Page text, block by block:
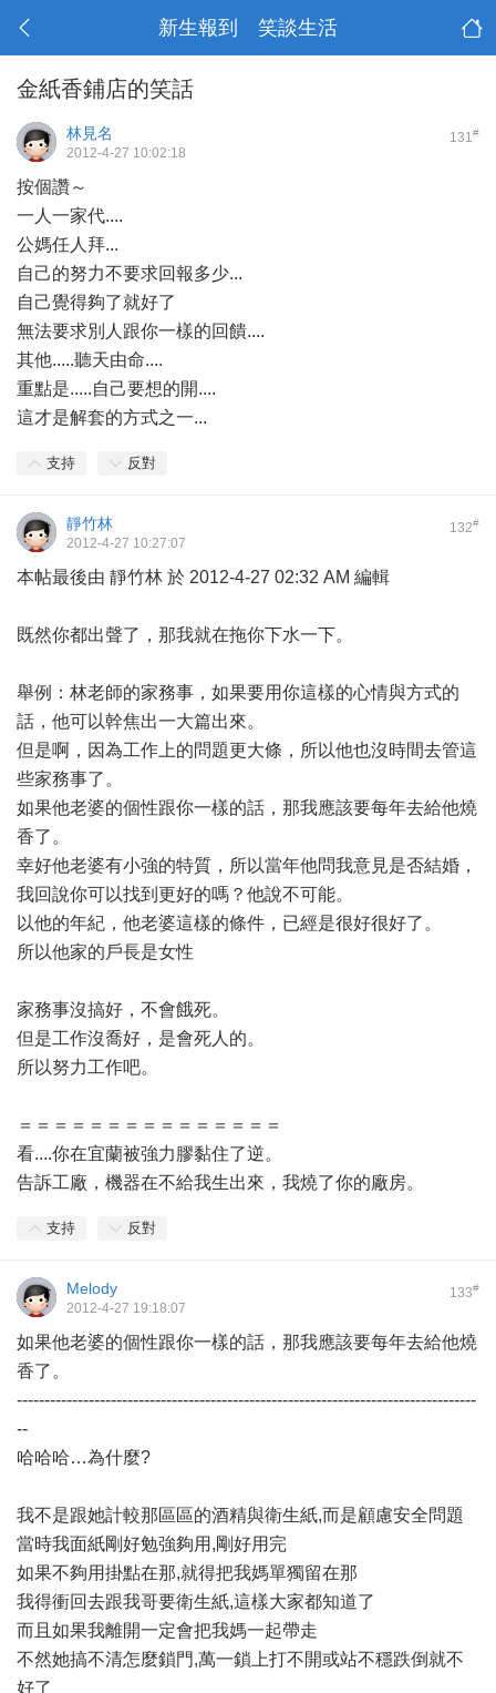
新生報到 笑談生活
金紙香鋪店的笑話
131#
林見名
2012-4-27 10:02:18
按個讚～
一人一家代....
公媽任人拜...
自己的努力不要求回報多少...
自己覺得夠了就好了
無法要求別人跟你一樣的回饋....
其他.....聽天由命....
重點是.....自己要想的開....
這才是解套的方式之一...
支持 反對
132#
靜竹林
2012-4-27 10:27:07
本帖最後由 靜竹林 於 2012-4-27 02:32 AM 編輯
既然你都出聲了，那我就在拖你下水一下。
舉例：林老師的家務事，如果要用你這樣的心情與方式的
話，他可以幹焦出一大篇出來。
但是啊，因為工作上的問題更大條，所以他也沒時間去管這
些家務事了。
如果他老婆的個性跟你一樣的話，那我應該要每年去給他燒
香了。
幸好他老婆有小強的特質，所以當年他問我意見是否結婚，
我回說你可以找到更好的嗎？他說不可能。
以他的年紀，他老婆這樣的條件，已經是很好很好了。
所以他家的戶長是女性
家務事沒搞好，不會餓死。
但是工作沒喬好，是會死人的。
所以努力工作吧。
＝＝＝＝＝＝＝＝＝＝＝＝＝＝＝
看....你在宜蘭被強力膠黏住了逆。
告訴工廠，機器在不給我生出來，我燒了你的廠房。
支持 反對
133#
Melody
2012-4-27 19:18:07
如果他老婆的個性跟你一樣的話，那我應該要每年去給他燒
香了。
-----------------------------------------------------------------------------------
--
哈哈哈…為什麼?
我不是跟她計較那區區的酒精與衛生紙,而是顧慮安全問題
當時我面紙剛好勉強夠用,剛好用完
如果不夠用掛點在那,就得把我媽單獨留在那
我得衝回去跟我哥要衛生紙,這樣大家都知道了
而且如果我離開一定會把我媽一起帶走
不然她搞不清怎麼鎖門,萬一鎖上打不開或站不穩跌倒就不
好了